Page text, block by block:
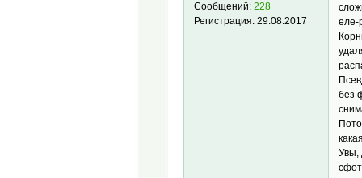
Сообщений:228
Регистрация:29.08.2017
еле-
без
Увы,